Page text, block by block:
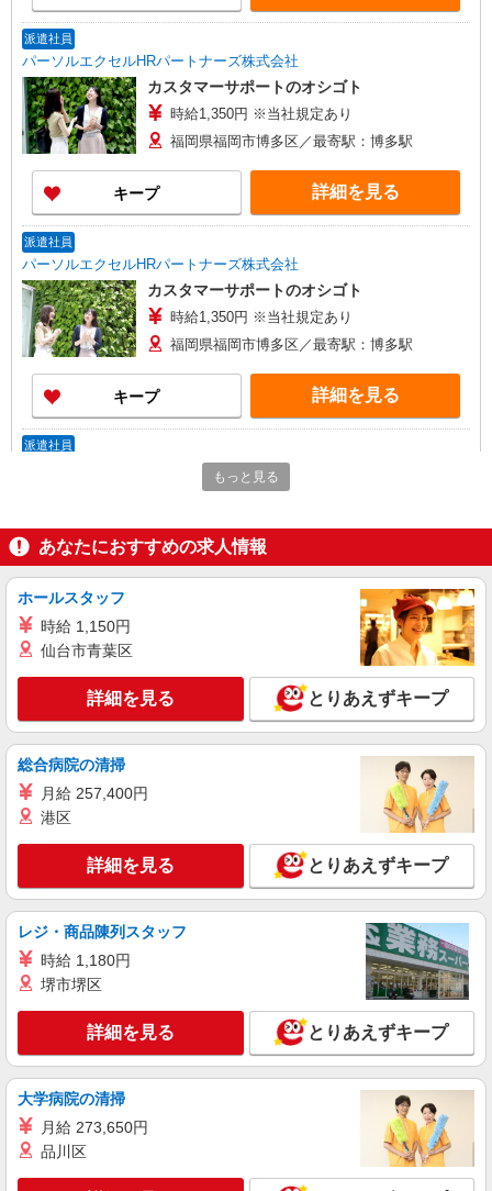
派遣社員
パーソルエクセルHRパートナーズ株式会社
カスタマーサポートのオシゴト
時給1,350円 ※当社規定あり
福岡県福岡市博多区／最寄駅：博多駅
キープ 詳細を見る
派遣社員
パーソルエクセルHRパートナーズ株式会社
カスタマーサポートのオシゴト
時給1,350円 ※当社規定あり
福岡県福岡市博多区／最寄駅：博多駅
キープ 詳細を見る
派遣社員
パーソルエクセルHRパートナーズ株式会社
カスタマーサポート
福岡県福岡市博多区／最寄駅：博多駅、祇園
（福岡県）駅
キープ 詳細を見る
パーソルエクセルHRパートナーズ株式会社
問い合わせ対応と事務処理
時給1,400円 ※当社規定あり
福岡県福岡市博多区／最寄駅：博多駅、櫛田神
社前駅
詳細を見る
派遣社員
株式会社シーエーセールススタッフ
進路支援サービスのカスタマーサクセス
時給1700円〜1700円 ※経験・能力による
例）時給1700円×8h×22日＝299,200円
福岡県福岡市博多区下川端町10－9 CIRCLES
中洲川端4階
キープ 詳細を見る
派遣社員
株式会社シーエーセールススタッフ
進路支援サービスのフィールドセールス
もっと見る
あなたにおすすめの求人情報
ホールスタッフ
時給 1,150円
仙台市青葉区
詳細を見る とりあえずキープ
総合病院の清掃
月給 257,400円
港区
詳細を見る とりあえずキープ
レジ・商品陳列スタッフ
時給 1,180円
堺市堺区
詳細を見る とりあえずキープ
大学病院の清掃
月給 273,650円
品川区